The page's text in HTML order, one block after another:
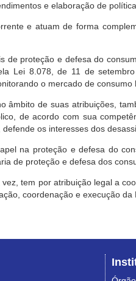
e elaboração de
e atuam de forma
de proteção e defesa do
Lei 8.078, de 11 de
o mercado de
âmbito de suas atribuições,
de acordo com sua
os interesses dos
na proteção e defesa do
de proteção e defesa dos
tem por atribuição legal a
coordenação e execução